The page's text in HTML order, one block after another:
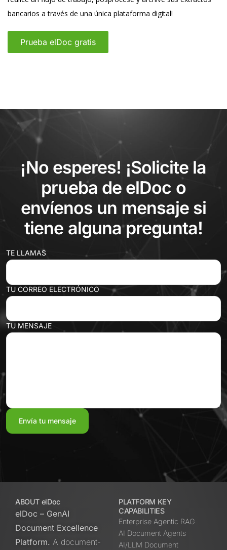
bancarios a través de una única plataforma digital!
Prueba elDoc gratis
¡No esperes! ¡Solicite la
prueba de elDoc o
envíenos un mensaje si
tiene alguna pregunta!
TE LLAMAS
TU CORREO ELECTRÓNICO
TU MENSAJE
ABOUT elDoc
elDoc – GenAI
Document Excellence
Platform. A document-
PLATFORM KEY
CAPABILITIES
Enterprise Agentic RAG
AI Document Agents
AI/LLM Document